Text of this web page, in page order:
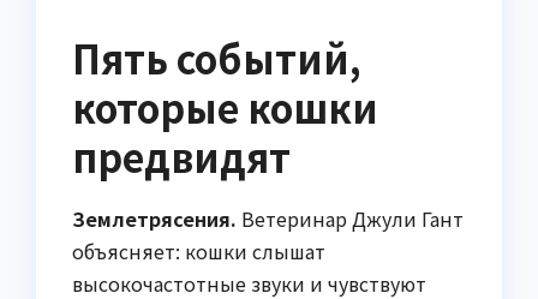
Пять событий,
которые кошки
предвидят
Землетрясения. Ветеринар Джули Гант
объясняет: кошки слышат
высокочастотные звуки и чувствуют